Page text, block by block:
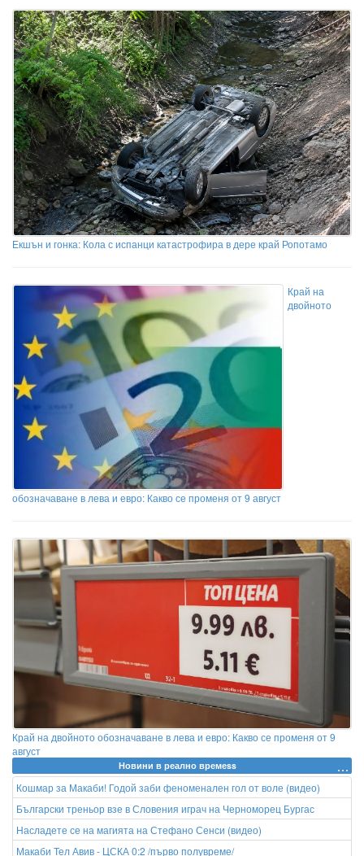
Екшън и гонка: Кола с испанци катастрофира в дере край Ропотамо
Край на
двойното
обозначаване в лева и евро: Какво се променя от 9 август
Край на двойното обозначаване в лева и евро: Какво се променя от 9
август
Новини в реално времеss
Кошмар за Макаби! Годой заби феноменален гол от воле (видео)
Български треньор взе в Словения играч на Черноморец Бургас
Насладете се на магията на Стефано Сенси (видео)
Макаби Тел Авив - ЦСКА 0:2 /първо полувреме/